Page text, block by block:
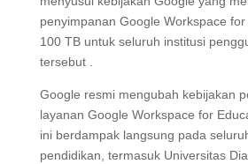
penyimpanan Google Workspace
100 TB untuk seluruh institusi
tersebut .
Google resmi mengubah kebijakan
layanan Google Workspace for
ini berdampak langsung pada
pendidikan, termasuk Universitas